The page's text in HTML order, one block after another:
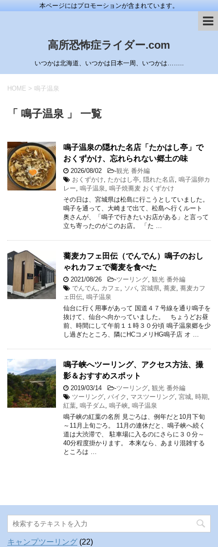
本ページにはプロモーションが含まれています。
高所恐怖症ライダー.com
いつかは北海道、いつかは日本一周、いつかは……..
HOME > 鳴子温泉
「 鳴子温泉 」 一覧
鳴子温泉の隠れた名店「たかはし亭」で
おくずかけ、忘れられない郷土の味
2026/08/02 -観光 番外編
おくずかけ
たかはし亭 隠れた名店 鳴子温卵カ
レー 鳴子温泉
鳴子焼蕎麦 おくずかけ
その日は、宮城県は松島に行こうとしていました。
鳴子を通って、大崎まで出て、松島へ行くルート
奥さんが、「鳴子で行きたいお店がある」と言って
立ち寄ったのがこのお店。 「た …
蕎麦カフェ田伝（でんでん）鳴子のおし
ゃれカフェで蕎麦を食べた
2021/08/26 -ツーリング 観光 番外編
でんでん
カフェ ソバ 宮城県 蕎麦 蕎麦カフ
ェ田伝 鳴子温泉
仙台に行く用事があって 国道４７号線を通り鳴子を
抜けて、仙台へ向かっていました。 ちょうどお昼
前、時間にして午前１１時３０分頃 鳴子温泉郷を少
し過ぎたところ、隣にHCコメリHG鳴子店 オ …
鳴子峡へツーリング、アクセス方法、撮
影＆おすすめスポット
2019/03/14 -ツーリング 観光 番外編
ツーリング バイク マスツーリング 宮城 時期
紅葉 鳴子ダム 鳴子峡 鳴子温泉
鳴子峡の紅葉の名所 見ごろは、例年だと10月下旬
～11月上旬ごろ。 11月の連休だと、鳴子峡へ続く
道は大渋滞で、 駐車場に入るのにさらに３０分～
40分程度掛かります。 本来なら、あまり混雑する
ところは …
キャンプツーリング (22)